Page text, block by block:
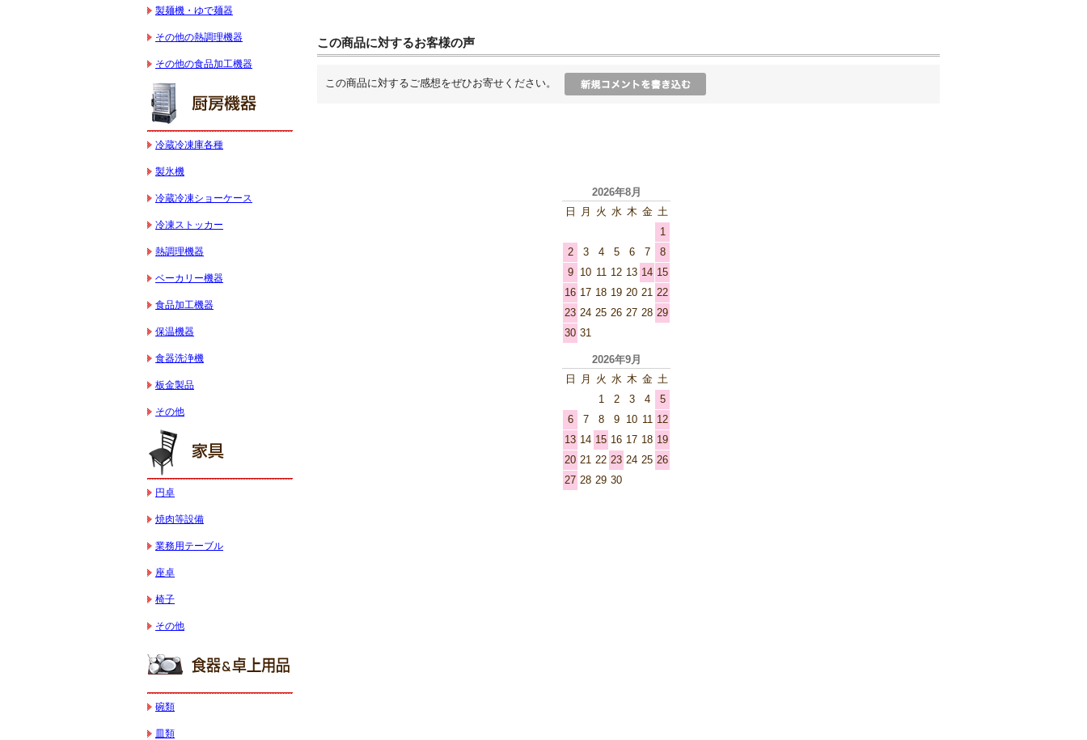
この商品に対するお客様の声
この商品に対するご感想をぜひお寄せください。
製麺機・ゆで麺器
その他の熱調理機器
その他の食品加工機器
冷蔵冷凍庫各種
製氷機
冷蔵冷凍ショーケース
冷凍ストッカー
熱調理機器
ベーカリー機器
食品加工機器
保温機器
食器洗浄機
板金製品
その他
円卓
焼肉等設備
業務用テーブル
座卓
椅子
その他
碗類
皿類
2026年8月
日
月 火 水 木 金 土
1
2
3 4 5 6 7
8
9
10 11 12 13 14 15
16 17 18 19 20 21 22
23 24 25 26 27 28 29
30 31
2026年9月
日
月 火 水 木 金 土
1
2 3 4
5
6
7 8 9 10 11 12
13 14 15 16 17 18 19
20 21 22 23 24 25 26
27 28 29 30